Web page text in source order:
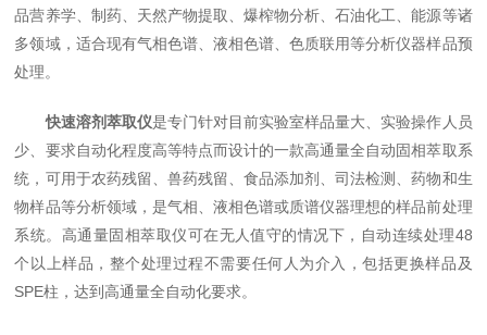
品营养学、制药、天然产物提取、爆榨物分析、石油化工、能源等诸
多领域，适合现有气相色谱、液相色谱、色质联用等分析仪器样品预
处理。
快速溶剂萃取仪是专门针对目前实验室样品量大、实验操作人员
少、要求自动化程度高等特点而设计的一款高通量全自动固相萃取系
统，可用于农药残留、兽药残留、食品添加剂、司法检测、药物和生
物样品等分析领域，是气相、液相色谱或质谱仪器理想的样品前处理
系统。高通量固相萃取仪可在无人值守的情况下，自动连续处理48
个以上样品，整个处理过程不需要任何人为介入，包括更换样品及
SPE柱，达到高通量全自动化要求。